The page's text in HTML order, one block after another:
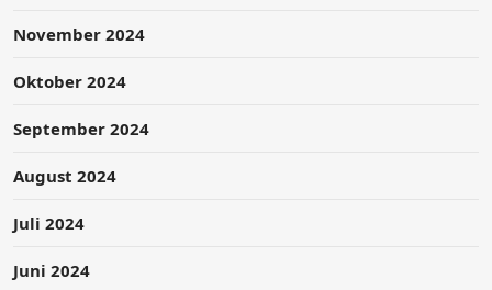
November 2024
Oktober 2024
September 2024
August 2024
Juli 2024
Juni 2024